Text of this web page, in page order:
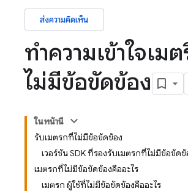
ส่งความคิดเห็น
ทําความเข้าใจเม
ไม่มีข้อขัดข้อง
ในหน้านี้
รับเมตริกที่ไม่มีข้อขัดข้อง
เวอร์ชัน SDK ที่รองรับเมตริกที่ไม่มีข้อขัดข้
เมตริกที่ไม่มีข้อขัดข้องคืออะไร
เมตริก ผู้ใช้ที่ไม่มีข้อขัดข้องคืออะไร